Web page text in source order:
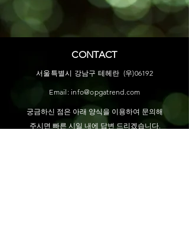
CONTACT
서울특별시 강남구 테헤란 (우)06192
Email: info@opgatrend.com
궁금하신 점은 아래 양식을 이용하여 문의해
주시면 빠른 시일 내에 답변 드리겠습니다.